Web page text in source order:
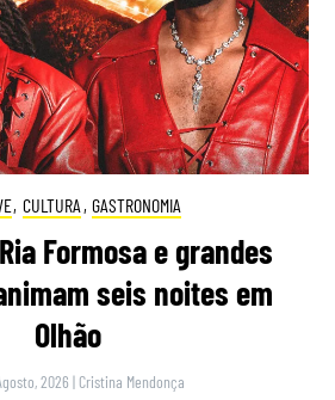
, CULTURA , GASTRONOMIA
Formosa e grandes
seis noites em
Olhão
2026 | Cristina Mendonça